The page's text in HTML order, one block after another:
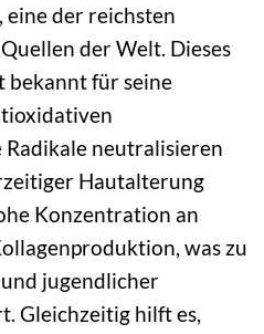
eine der reichsten
der Welt. Dieses
bekannt für seine
Radikale neutralisieren
Hautalterung
Konzentration an
was zu
jugendlicher
Gleichzeitig hilft es,